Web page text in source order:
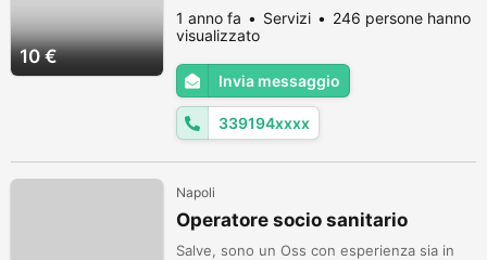
10 €
online tramite meet oppure skype al prezzo
di 10 euro per un'ora di lezione. Inoltre
redigere tesi di laurea. Per info e contatti:
3391947387.
1 anno fa Servizi
246 persone hanno
visualizzato
Invia messaggio
339194xxxx
Napoli
Operatore socio sanitario
Salve, sono un Oss con esperienza sia in